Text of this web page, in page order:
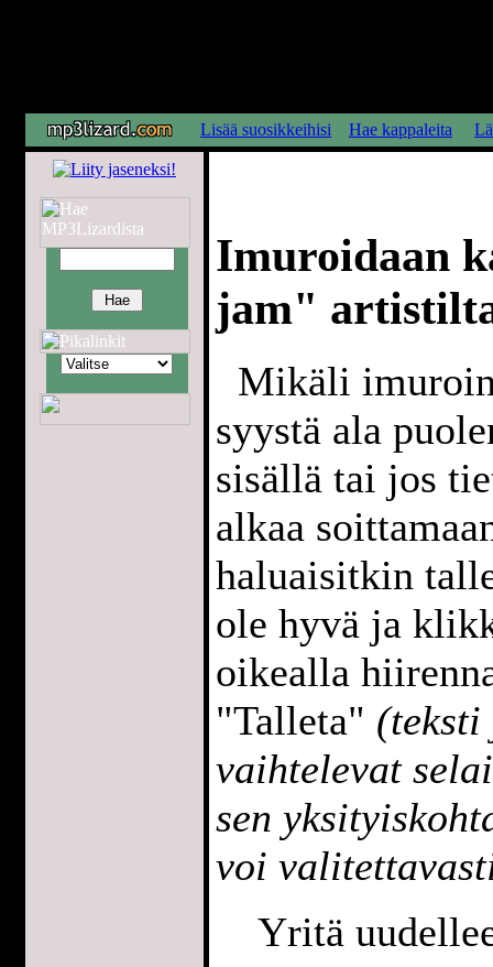
Lisää suosikkeihisi Hae kappaleita
Imuroidaan
jam"
Mikäli
syystä ala
sisällä tai jos
alkaa
haluaisitkin
ole hyvä ja
oikealla
"Talleta"
vaihtelevat
sen
voi
Yritä